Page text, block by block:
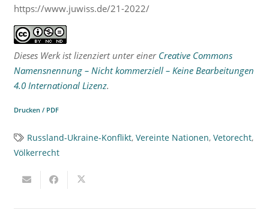
https://www.juwiss.de/21-2022/
Dieses Werk ist lizenziert unter einer Creative Commons
Namensnennung – Nicht kommerziell – Keine Bearbeitungen
4.0 International Lizenz.
Drucken / PDF
Russland-Ukraine-Konflikt, Vereinte Nationen, Vetorecht,
Völkerrecht